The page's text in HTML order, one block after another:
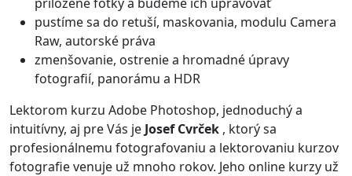
pustíme sa do retuší, maskovania, modulu Camera
Raw, autorské práva
zmenšovanie, ostrenie a hromadné úpravy
fotografií, panorámu a HDR
Lektorom kurzu Adobe Photoshop, jednoduchý a
intuitívny, aj pre Vás je Josef Cvrček , ktorý sa
profesionálnemu fotografovaniu a lektorovaniu kurzov
fotografie venuje už mnoho rokov. Jeho online kurzy už